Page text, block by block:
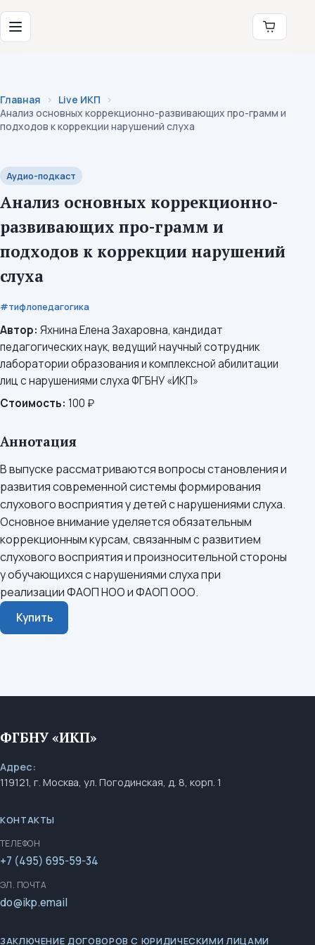
Перейти к содержимому
Институт коррекционной педагогики
Меню
Главная
Live ИКП
Анализ основных коррекционно-развивающих про-грамм и
подходов к коррекции нарушений слуха
Аудио-подкаст
Анализ основных коррекционно-
развивающих про-грамм и
подходов к коррекции нарушений
слуха
#тифлопедагогика
Автор: Яхнина Елена Захаровна, кандидат
педагогических наук, ведущий научный сотрудник
лаборатории образования и комплексной абилитации
лиц с нарушениями слуха ФГБНУ «ИКП»
Стоимость: 100 ₽
Аннотация
В выпуске рассматриваются вопросы становления и
развития современной системы формирования
слухового восприятия у детей с нарушениями слуха.
Основное внимание уделяется обязательным
коррекционным курсам, связанным с развитием
слухового восприятия и произносительной стороны
у обучающихся с нарушениями слуха при
реализации ФАОП НОО и ФАОП ООО.
Купить
ФГБНУ «ИКП»
Адрес:
119121, г. Москва, ул. Погодинская, д. 8, корп. 1
КОНТАКТЫ
ТЕЛЕФОН
+7 (495) 695-59-34
ЭЛ. ПОЧТА
do@ikp.email
ЗАКЛЮЧЕНИЕ ДОГОВОРОВ С ЮРИДИЧЕСКИМИ ЛИЦАМИ